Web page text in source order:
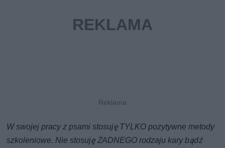
W swojej pracy z psami stosuję TYLKO pozytywne metody
szkoleniowe. Nie stosuję ŻADNEGO rodzaju kary bądź